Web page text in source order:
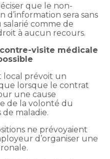
que le non-
sera sans
comme de
à aucun recours.
visite médicale
local prévoit un
lorsque le contrat
une cause
de la volonté du
de maladie.
ne prévoyaient
d’organiser une